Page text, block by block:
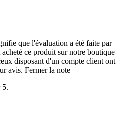
que l'évaluation a été faite par
ce produit sur notre boutique
disposant d'un compte client ont
avis. Fermer la note
5.